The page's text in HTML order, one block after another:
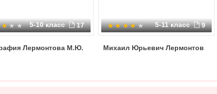
5-10 класс 17
Лермонтова М.Ю.
5-11 класс 9
Михаил Юрьевич Лермонтов